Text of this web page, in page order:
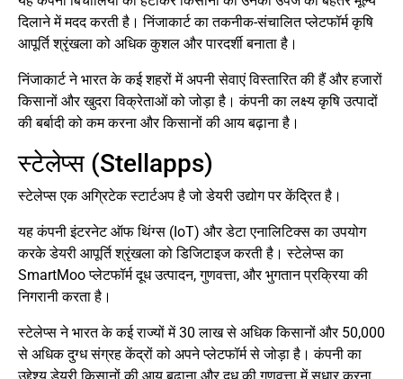
दिलाने में मदद करती है। निंजाकार्ट का तकनीक-संचालित प्लेटफॉर्म कृषि
आपूर्ति श्रृंखला को अधिक कुशल और पारदर्शी बनाता है।
निंजाकार्ट ने भारत के कई शहरों में अपनी सेवाएं विस्तारित की हैं और हजारों
किसानों और खुदरा विक्रेताओं को जोड़ा है। कंपनी का लक्ष्य कृषि उत्पादों
की बर्बादी को कम करना और किसानों की आय बढ़ाना है।
स्टेलेप्स (Stellapps)
स्टेलेप्स एक अग्रिटेक स्टार्टअप है जो डेयरी उद्योग पर केंद्रित है।
यह कंपनी इंटरनेट ऑफ थिंग्स (IoT) और डेटा एनालिटिक्स का उपयोग
करके डेयरी आपूर्ति श्रृंखला को डिजिटाइज करती है। स्टेलेप्स का
SmartMoo प्लेटफॉर्म दूध उत्पादन, गुणवत्ता, और भुगतान प्रक्रिया की
निगरानी करता है।
स्टेलेप्स ने भारत के कई राज्यों में 30 लाख से अधिक किसानों और 50,000
से अधिक दुग्ध संग्रह केंद्रों को अपने प्लेटफॉर्म से जोड़ा है। कंपनी का